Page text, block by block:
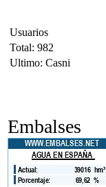
Usuarios
Total: 982
Ultimo: Casni
Embalses